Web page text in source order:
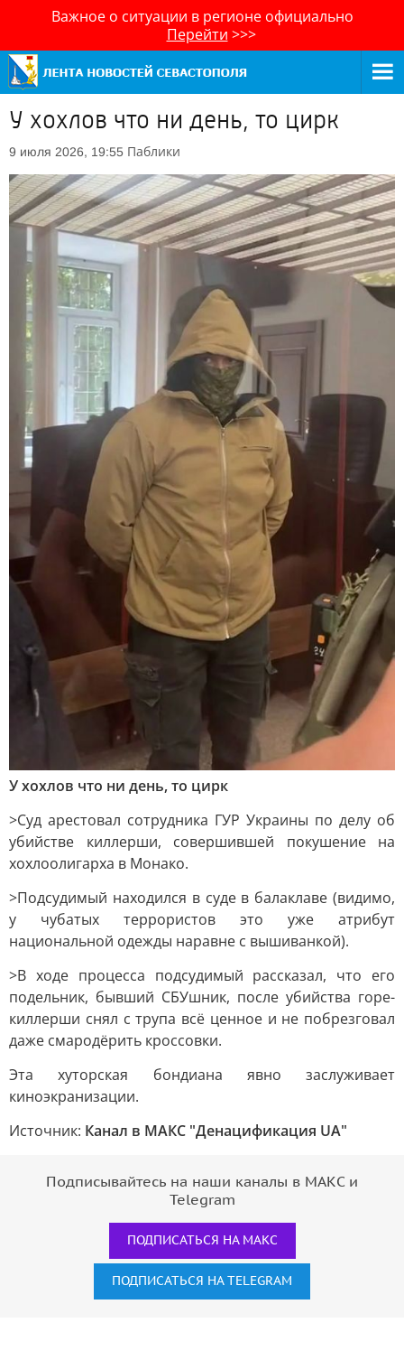
Важное о ситуации в регионе официально
Перейти >>>
У хохлов что ни день, то цирк
9 июля 2026, 19:55 Паблики
У хохлов что ни день, то цирк
>Суд арестовал сотрудника ГУР Украины по делу об
убийстве киллерши, совершившей покушение на
хохлоолигарха в Монако.
>Подсудимый находился в суде в балаклаве (видимо,
у чубатых террористов это уже атрибут
национальной одежды наравне с вышиванкой).
>В ходе процесса подсудимый рассказал, что его
подельник, бывший СБУшник, после убийства горе-
киллерши снял с трупа всё ценное и не побрезговал
даже смародёрить кроссовки.
Эта хуторская бондиана явно заслуживает
киноэкранизации.
Источник: Канал в МАКС "Денацификация UA"
Подписывайтесь на наши каналы в МАКС и
Telegram
ПОДПИСАТЬСЯ НА МАКС
ПОДПИСАТЬСЯ НА TELEGRAM